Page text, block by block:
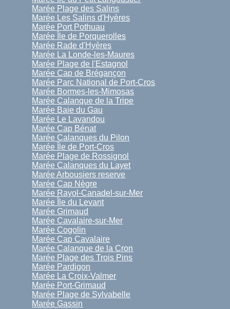
Marée Plage des Salins
Marée Les Salins d'Hyères
Marée Port Pothuau
Marée Île de Porquerolles
Marée Rade d'Hyères
Marée La Londe-les-Maures
Marée Plage de l'Estagnol
Marée Cap de Brégançon
Marée Parc National de Port-Cros
Marée Bormes-les-Mimosas
Marée Calanque de la Tripe
Marée Baie du Gau
Marée Le Lavandou
Marée Cap Bénat
Marée Calanques du Pilon
Marée Île de Port-Cros
Marée Plage de Rossignol
Marée Calanques du Layet
Marée Arbousiers reserve
Marée Cap Nègre
Marée Rayol-Canadel-sur-Mer
Marée Île du Levant
Marée Grimaud
Marée Cavalaire-sur-Mer
Marée Cogolin
Marée Cap Cavalaire
Marée Calanque de la Cron
Marée Plage des Trois Pins
Marée Pardigon
Marée La Croix-Valmer
Marée Port-Grimaud
Marée Plage de Sylvabelle
Marée Gassin